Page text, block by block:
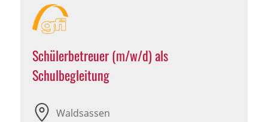
Schülerbetreuer (m/w/d) als
Schulbegleitung
Waldsassen